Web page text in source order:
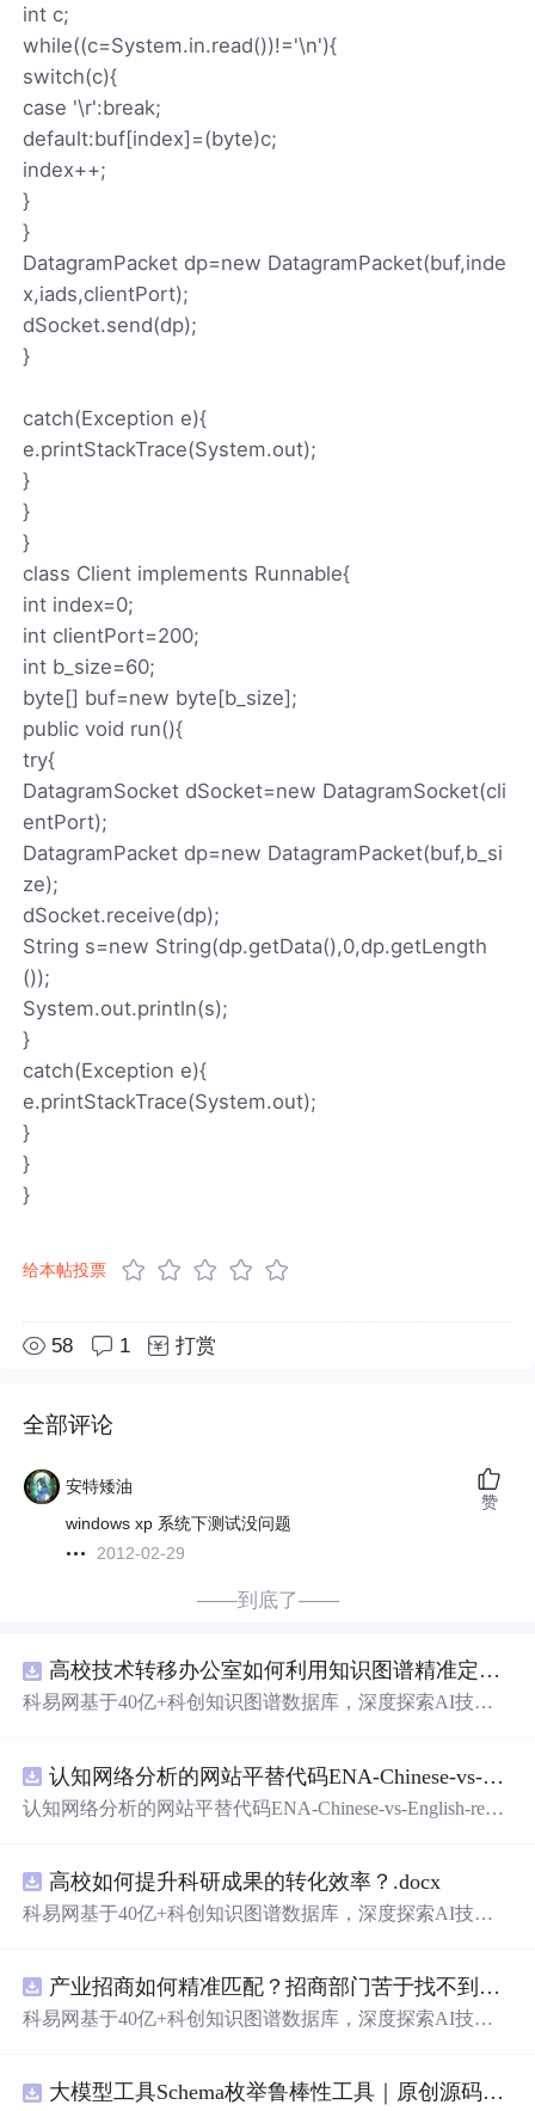
int c;
while((c=System.in.read())!='\n'){
switch(c){
case '\r':break;
default:buf[index]=(byte)c;
index++;
}
}
DatagramPacket dp=new DatagramPacket(buf,inde
x,iads,clientPort);
dSocket.send(dp);
}
catch(Exception e){
e.printStackTrace(System.out);
}
}
}
class Client implements Runnable{
int index=0;
int clientPort=200;
int b_size=60;
byte[] buf=new byte[b_size];
public void run(){
try{
DatagramSocket dSocket=new DatagramSocket(cli
entPort);
DatagramPacket dp=new DatagramPacket(buf,b_si
ze);
dSocket.receive(dp);
String s=new String(dp.getData(),0,dp.getLength
());
System.out.println(s);
}
catch(Exception e){
e.printStackTrace(System.out);
}
}
}
给本帖投票
58 1 打赏
全部评论
安特矮油
windows xp 系统下测试没问题
2012-02-29
赞
——到底了——
高校技术转移办公室如何利用知识图谱精准定位产业需求与技术适配点？.docx
科易网基于40亿+科创知识图谱数据库，深度探索AI技术
新领域的AI+数智化解决方案，推动科技创新与产业创新
智能化发展。
认知网络分析的网站平替代码ENA-Chinese-vs-English-reproducible.zip
认知网络分析的网站平替代码ENA-Chinese-vs-English-repro
高校如何提升科研成果的转化效率？.docx
科易网基于40亿+科创知识图谱数据库，深度探索AI技术
新领域的AI+数智化解决方案，推动科技创新与产业创新
智能化发展。
产业招商如何精准匹配？招商部门苦于找不到符合产业链补链强链方向的目标企业怎么办？.docx
科易网基于40亿+科创知识图谱数据库，深度探索AI技术
新领域的AI+数智化解决方案，推动科技创新与产业创新大模型工具Schema枚举鲁棒性工具｜原创源码+测试+离线报告